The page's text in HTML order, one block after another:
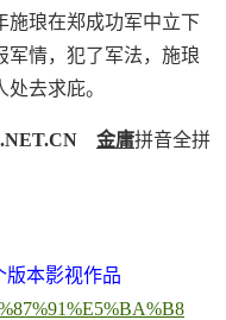
施琅在郑成功军中立下
军情，犯了军法，施琅
去求庇。
金庸拼音全拼
版本影视作品